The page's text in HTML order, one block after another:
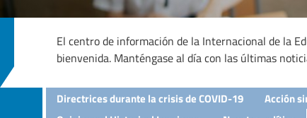
El centro de información de la Internacional de la
bienvenida. Manténgase al día con las últimas
Directrices durante la crisis de COVID-19 Acción